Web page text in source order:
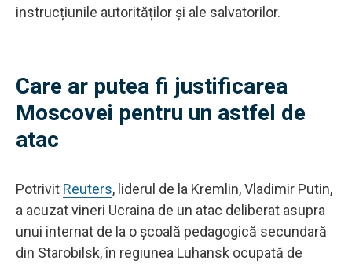
instrucțiunile autorităților și ale salvatorilor.
Care ar putea fi justificarea
Moscovei pentru un astfel de
atac
Potrivit Reuters, liderul de la Kremlin, Vladimir Putin,
a acuzat vineri Ucraina de un atac deliberat asupra
unui internat de la o școală pedagogică secundară
din Starobilsk, în regiunea Luhansk ocupată de